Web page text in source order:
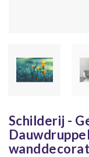
Schilderij -